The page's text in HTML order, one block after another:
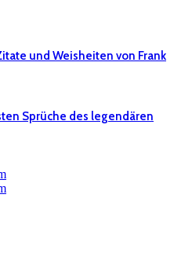
und Weisheiten von Frank
Sprüche des legendären